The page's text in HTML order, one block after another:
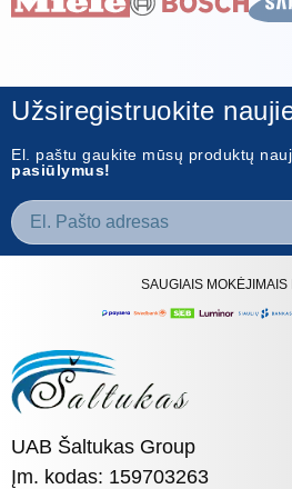
Užsiregistruokite
El. paštu gaukite mūsų produktų
pasiūlymus!
SAUGIAIS MOKĖJIMAIS
UAB Šaltukas Group
Įm. kodas: 159703263